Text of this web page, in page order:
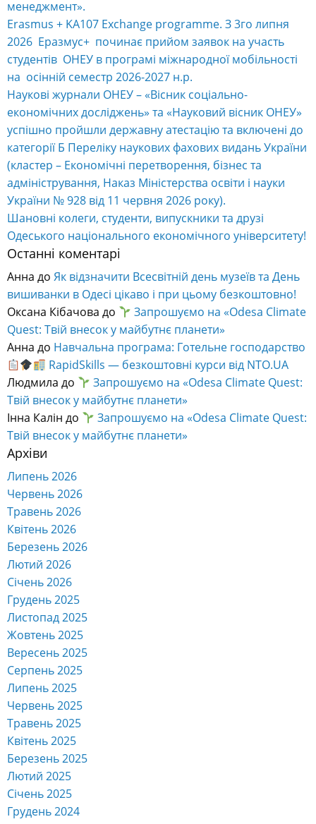
2026 Еразмус+ починає прийом заявок на участь
студентів ОНЕУ в програмі міжнародної мобільності
на осінній семестр 2026-2027 н.р.
Наукові журнали ОНЕУ – «Вісник соціально-
економічних досліджень» та «Науковий вісник ОНЕУ»
успішно пройшли державну атестацію та включені до
категорії Б Переліку наукових фахових видань України
(кластер – Економічні перетворення, бізнес та
адміністрування, Наказ Міністерства освіти і науки
України № 928 від 11 червня 2026 року).
Шановні колеги, студенти, випускники та друзі
Одеського національного економічного університету!
Останні коментарі
АннадоЯк відзначити Всесвітній день музеїв та День
вишиванки в Одесі цікаво і при цьому безкоштовно!
Оксана Кібачовадо
Запрошуємо на «Odesa Climate
Quest: Твій внесок у майбутнє планети»
АннадоНавчальна програма: Готельне господарство
RapidSkills — безкоштовні курси від NTO.UA
Людмиладо
Запрошуємо на «Odesa Climate Quest:
Твій внесок у майбутнє планети»
Інна Каліндо
Запрошуємо на «Odesa Climate Quest:
Твій внесок у майбутнє планети»
Архіви
Липень 2026
Червень 2026
Травень 2026
Квітень 2026
Березень 2026
Лютий 2026
Січень 2026
Грудень 2025
Листопад 2025
Жовтень 2025
Вересень 2025
Серпень 2025
Липень 2025
Червень 2025
Травень 2025
Квітень 2025
Березень 2025
Лютий 2025
Січень 2025
Грудень 2024
Листопад 2024
Жовтень 2024